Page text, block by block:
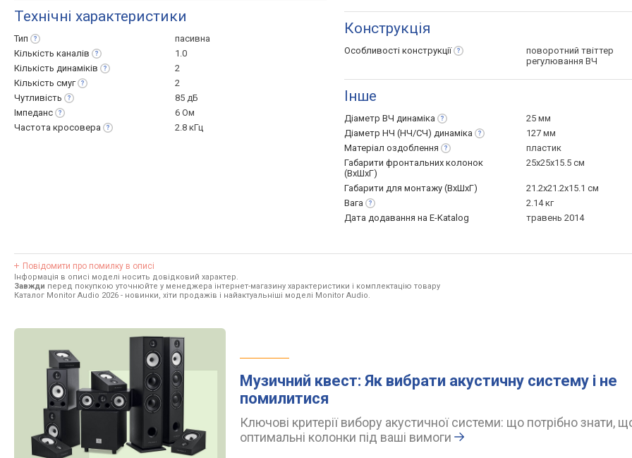
Технічні характеристики
Тип
пасивна
Кількість каналів
1.0
Кількість динаміків
2
Кількість смуг
2
Чутливість
85 дБ
Імпеданс
6 Ом
Частота кросовера 2.8 кГц
Конструкція
Особливості конструкції
поворотний твіттер
регулювання ВЧ
Інше
Діаметр ВЧ динаміка
25 мм
Діаметр НЧ (НЧ/СЧ) динаміка
127 мм
Матеріал оздоблення
пластик
Габарити фронтальних колонок
(ВхШхГ)
25x25x15.5 см
Габарити для монтажу (ВхШхГ)
21.2x21.2x15.1 см
Вага
2.14 кг
Дата додавання на E-Katalog
травень 2014
Повідомити про помилку в описі
Інформація в описі моделі носить довідковий характер.
Завжди перед покупкою уточнюйте у менеджера інтернет-магазину характеристики і комплектацію товару
Каталог Monitor Audio 2026 - новинки, хіти продажів і найактуальніші моделі Monitor Audio.
Музичний квест: Як вибрати акустичну систему і не
помилитися
Ключові критерії вибору акустичної системи: що потрібно знати,
оптимальні колонки під ваші вимоги